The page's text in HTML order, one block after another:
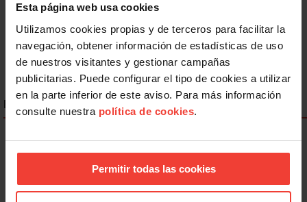
Esta página web usa cookies
Utilizamos cookies propias y de terceros para facilitar la
navegación, obtener información de estadísticas de uso
de nuestros visitantes y gestionar campañas
publicitarias. Puede configurar el tipo de cookies a utilizar
en la parte inferior de este aviso. Para más información
consulte nuestra política de cookies.
Permitir todas las cookies
Anterior 1 2 3
8
9 Siguiente Último »
ENLACES DESTACADOS